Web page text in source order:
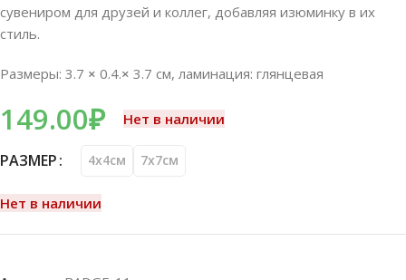
сувениром для друзей и коллег, добавляя изюминку в их
стиль.
Размеры: 3.7 × 0.4.× 3.7 см, ламинация: глянцевая
149.00₽ Нет в наличии
РАЗМЕР 4x4см 7х7см
Нет в наличии